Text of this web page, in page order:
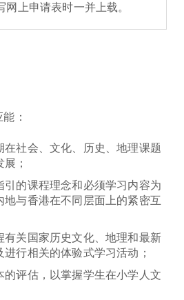
网上申请表时一并上载。
：
在社会、文化、历史、地理课题
；
引的课程理念和必须学习内容为
地与香港在不同层面上的紧密互
有关国家历史文化、地理和最新
行相关的体验式学习活动；
的评估，以掌握学生在小学人文